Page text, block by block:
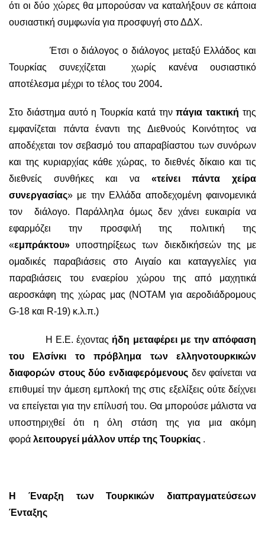
ότι οι δύο χώρες θα μπορούσαν να καταλήξουν σε κάποια
ουσιαστική συμφωνία για προσφυγή στο ΔΔΧ.
Έτσι ο διάλογος ο διάλογος μεταξύ Ελλάδος και
Τουρκίας συνεχίζεται χωρίς κανένα ουσιαστικό
αποτέλεσμα μέχρι το τέλος του 2004.
Στο διάστημα αυτό η Τουρκία κατά τηνπάγια τακτική της
εμφανίζεται πάντα έναντι της Διεθνούς Κοινότητος να
αποδέχεται τον σεβασμό του απαραβίαστου των συνόρων
και της κυριαρχίας κάθε χώρας, το διεθνές δίκαιο και τις
διεθνείς συνθήκες και να «τείνει πάντα χείρα
συνεργασίας» με την Ελλάδα αποδεχομένη φαινομενικά
τον διάλογο. Παράλληλα όμως δεν χάνει ευκαιρία να
εφαρμόζει την προσφιλή της πολιτική της
«εμπράκτου» υποστηρίξεως των διεκδικήσεών της με
ομαδικές παραβιάσεις στο Αιγαίο και καταγγελίες για
παραβιάσεις του εναερίου χώρου της από μαχητικά
αεροσκάφη της χώρας μας (ΝΟΤΑΜ για αεροδιάδρομους
G-18 και R-19) κ.λ.π.)
Η Ε.Ε. έχοντας ήδη μεταφέρει με την απόφαση
του Ελσίνκι το πρόβλημα των ελληνοτουρκικών
διαφορών στους δύο ενδιαφερόμενους δεν φαίνεται να
επιθυμεί την άμεση εμπλοκή της στις εξελίξεις ούτε δείχνει
να επείγεται για την επίλυσή του. Θα μπορούσε μάλιστα να
υποστηριχθεί ότι η όλη στάση της για μια ακόμη
φορά λειτουργεί μάλλον υπέρ της Τουρκίας .
Η Έναρξη των Τουρκικών διαπραγματεύσεων
Ένταξης